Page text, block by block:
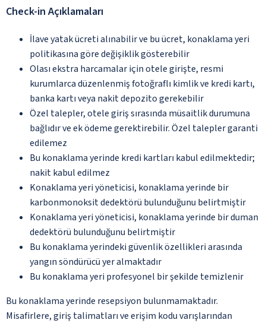
Check-in Açıklamaları
İlave yatak ücreti alınabilir ve bu ücret, konaklama yeri
politikasına göre değişiklik gösterebilir
Olası ekstra harcamalar için otele girişte, resmi
kurumlarca düzenlenmiş fotoğraflı kimlik ve kredi kartı,
banka kartı veya nakit depozito gerekebilir
Özel talepler, otele giriş sırasında müsaitlik durumuna
bağlıdır ve ek ödeme gerektirebilir. Özel talepler garanti
edilemez
Bu konaklama yerinde kredi kartları kabul edilmektedir;
nakit kabul edilmez
Konaklama yeri yöneticisi, konaklama yerinde bir
karbonmonoksit dedektörü bulunduğunu belirtmiştir
Konaklama yeri yöneticisi, konaklama yerinde bir duman
dedektörü bulunduğunu belirtmiştir
Bu konaklama yerindeki güvenlik özellikleri arasında
yangın söndürücü yer almaktadır
Bu konaklama yeri profesyonel bir şekilde temizlenir
Bu konaklama yerinde resepsiyon bulunmamaktadır.
Misafirlere, giriş talimatları ve erişim kodu varışlarından